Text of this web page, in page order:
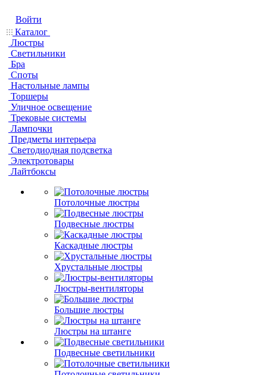
Войти
Каталог
Люстры
Светильники
Бра
Споты
Настольные лампы
Торшеры
Уличное освещение
Трековые системы
Лампочки
Предметы интерьера
Светодиодная подсветка
Электротовары
Лайтбоксы
Потолочные люстры
Подвесные люстры
Каскадные люстры
Хрустальные люстры
Люстры-вентиляторы
Большие люстры
Люстры на штанге
Подвесные светильники